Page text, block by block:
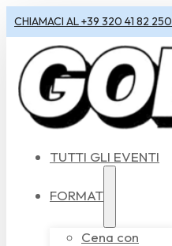
CHIAMACI AL +39 320 41 82 250
TUTTI GLI EVENTI
FORMAT
Cena con